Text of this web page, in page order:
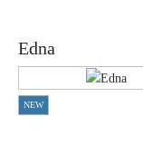
Edna
NEW